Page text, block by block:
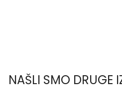
NAŠLI SMO DRUGE